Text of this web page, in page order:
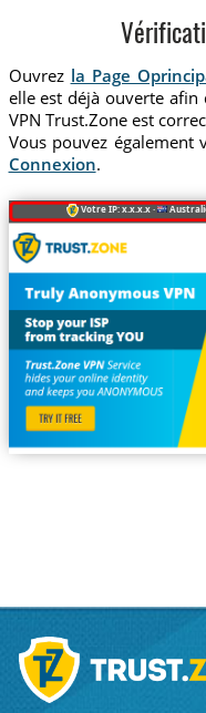
Ouvrez la Page
elle est déjà ouverte
VPN Trust.Zone est
Vous pouvez également
Connexion.
Votre IP: x.x.x.x ·